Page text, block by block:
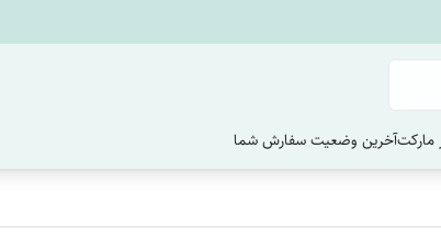
مارکتآخرین وضعیت سفارش‌ شما